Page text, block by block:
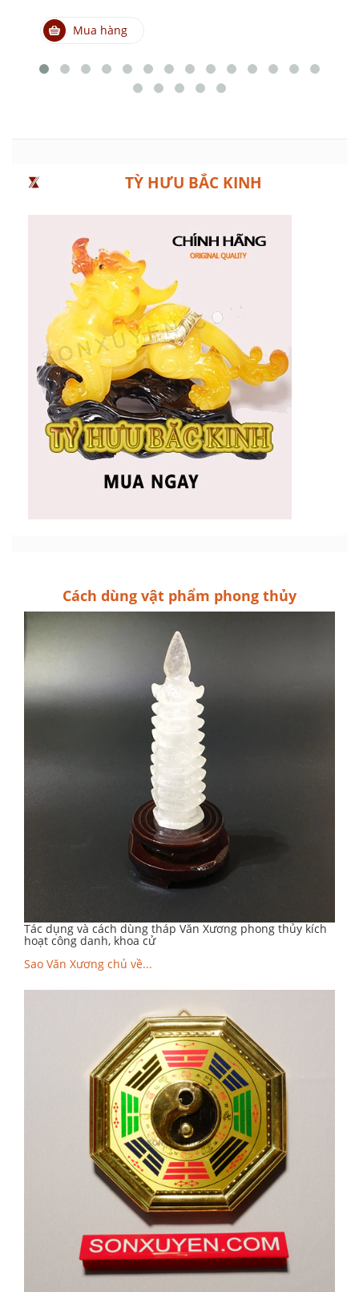
Mua hàng
TỲ HƯU BẮC KINH
Cách dùng vật phẩm phong thủy
Tác dụng và cách dùng tháp Văn Xương phong thủy kích
hoạt công danh, khoa cử
Sao Văn Xương chủ về...